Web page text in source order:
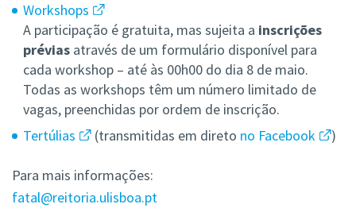
Workshops
A participação é gratuita, mas sujeita a inscrições
prévias através de um formulário disponível para
cada workshop – até às 00h00 do dia 8 de maio.
Todas as workshops têm um número limitado de
vagas, preenchidas por ordem de inscrição.
Tertúlias
(transmitidas em direto no Facebook )
Para mais informações:
fatal@reitoria.ulisboa.pt